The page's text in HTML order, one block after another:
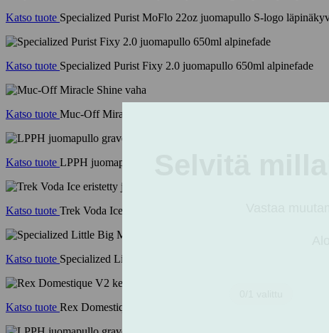
Katso tuote Specialized Purist MoFlo 22oz juomapullo S-logo
Katso tuote Specialized Purist Fixy 2.0 juomapullo 650ml alpinefade
Katso tuote Muc-Off Miracle Shine vaha
Katso tuote LPPH juomapullo gravel musta
Katso tuote Trek Voda Ice eristetty juomapullo 591ml keltainen
Katso tuote Specialized Little Big Mouth 21oz juomapullo S-logo
Katso tuote Rex Domestique V2 ketjuöljy